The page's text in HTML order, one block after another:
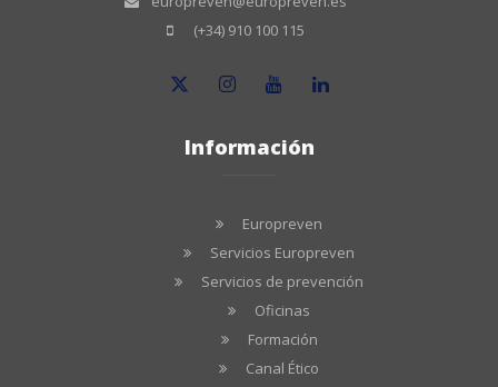
(+34) 910 100 115
Información
Europreven
Servicios Europreven
Servicios de prevención
Oficinas
Formación
Canal Ético